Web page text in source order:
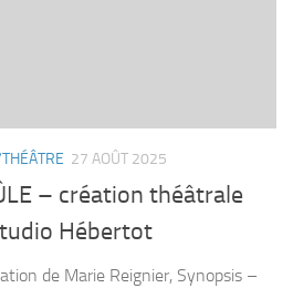
27 AOÛT 2025
– création théâtrale
Hébertot
de Marie Reignier, Synopsis –